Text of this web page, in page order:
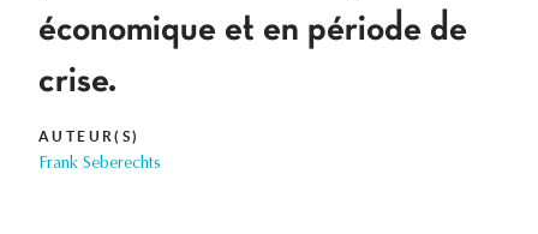
économique et en période de
crise.
AUTEUR(S)
Frank Seberechts